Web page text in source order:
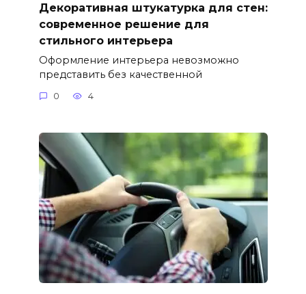
Декоративная штукатурка для стен:
современное решение для
стильного интерьера
Оформление интерьера невозможно
представить без качественной
0 4